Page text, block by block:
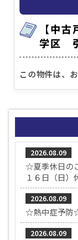
【中
学区
この物件は、
2026.08.09
☆夏季休日の
１６日（日）
2026.08.09
☆熱中症予防
2026.08.09